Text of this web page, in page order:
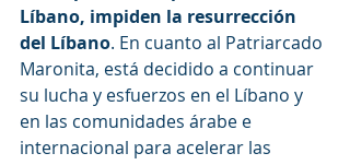
Líbano, impiden la resurrección
del Líbano. En cuanto al Patriarcado
Maronita, está decidido a continuar
su lucha y esfuerzos en el Líbano y
en las comunidades árabe e
internacional para acelerar las